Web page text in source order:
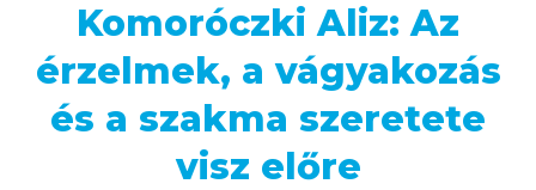
Komoróczki Aliz: Az
érzelmek, a vágyakozás
és a szakma szeretete
visz előre